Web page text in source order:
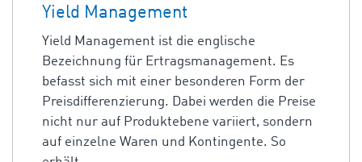
Yield Management
Yield Management ist die englische
Bezeichnung für Ertragsmanagement. Es
befasst sich mit einer besonderen Form der
Preisdifferenzierung. Dabei werden die Preise
nicht nur auf Produktebene variiert, sondern
auf einzelne Waren und Kontingente. So